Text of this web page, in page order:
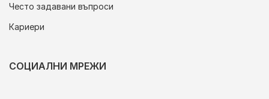
Често задавани въпроси
Кариери
СОЦИАЛНИ МРЕЖИ